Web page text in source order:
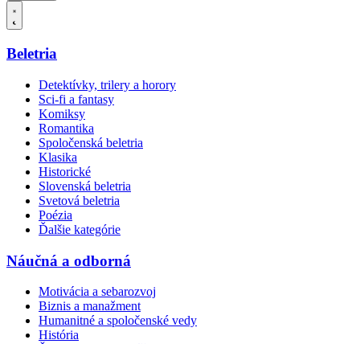
Beletria
Detektívky, trilery a horory
Sci-fi a fantasy
Komiksy
Romantika
Spoločenská beletria
Klasika
Historické
Slovenská beletria
Svetová beletria
Poézia
Ďalšie kategórie
Náučná a odborná
Motivácia a sebarozvoj
Biznis a manažment
Humanitné a spoločenské vedy
História